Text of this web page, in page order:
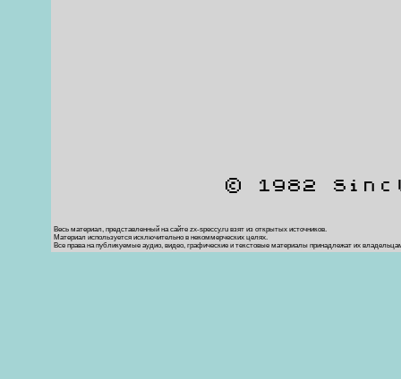
© 1982
Весь материал, представленный на сайте zx-speccy.ru взят из открытых источников.
Материал используется исключительно в некоммерческих целях.
Все права на публикуемые аудио, видео, графические и текстовые материалы принадлежат их